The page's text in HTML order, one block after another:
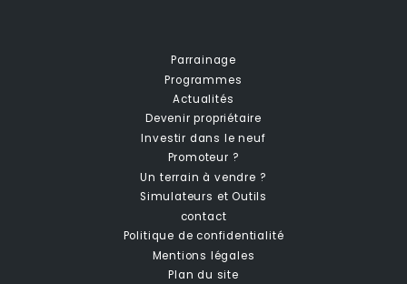
Parrainage
Programmes
Actualités
Devenir propriétaire
Investir dans le neuf
Promoteur ?
Un terrain à vendre ?
Simulateurs et Outils
contact
Politique de confidentialité
Mentions légales
Plan du site